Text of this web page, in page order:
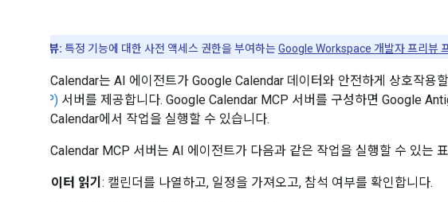
개발자 프리뷰: 특정 기능에 대한 사전 액세스 권한을 부여하는Google Workspace 개발자 프리뷰
Google Calendar는 AI 에이전트가 Google Calendar 데이터와 안전하게 상호작용
콜 (MCP) 서버를 제공합니다. Google Calendar MCP 서버를 구성하면 Google
Google Calendar에서 작업을 실행할 수 있습니다.
Google Calendar MCP 서버는 AI 에이전트가 다음과 같은 작업을 실행할 수 있는
데이터 읽기 : 캘린더를 나열하고, 일정을 가져오고, 참석 여부를 확인합니다.